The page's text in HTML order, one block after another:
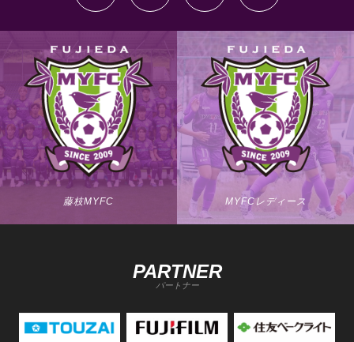
藤枝MYFC MYFCレディース
PARTNER
パートナー